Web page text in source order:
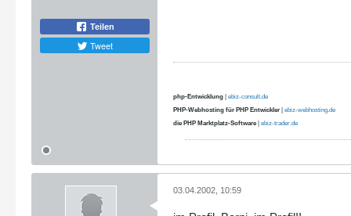
Teilen
Tweet
php-Entwicklung | ebiz-consult.de
PHP-Webhosting für PHP Entwickler | ebiz-webhosting.de
die PHP Marktplatz-Software | ebiz-trader.de
03.04.2002, 10:59